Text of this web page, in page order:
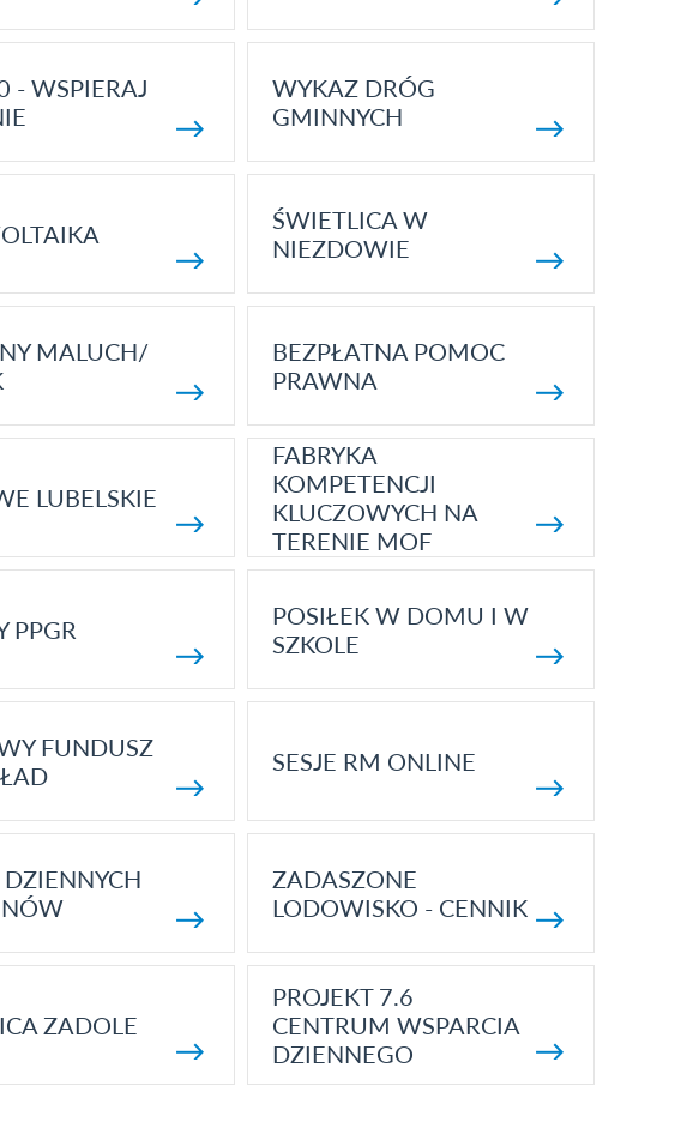
- WSPIERAJ
WYKAZ DRÓG
GMINNYCH
ŚWIETLICA W
NIEZDOWIE
MALUCH/
BEZPŁATNA POMOC
PRAWNA
LUBELSKIE
FABRYKA
KOMPETENCJI
KLUCZOWYCH NA
TERENIE MOF
PPGR
POSIŁEK W DOMU I W
SZKOLE
FUNDUSZ
SESJE RM ONLINE
ZADASZONE
LODOWISKO - CENNIK
ZADOLE
PROJEKT 7.6
CENTRUM WSPARCIA
DZIENNEGO